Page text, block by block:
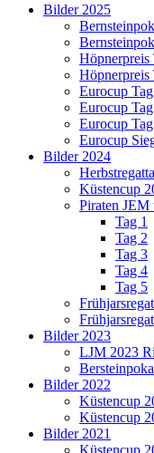
Bilder 2025
Höpnerpreis
Höpnerpreis
Eurocup Tag
Eurocup
Eurocup
Eurocup
Bilder 2024
Küstencup
Piraten
Tag 1
Tag 2
Tag 3
Tag 4
Tag 5
Bilder 2023
LJM 2023
Bilder 2022
Küstencup
Küstencup
Bilder 2021
Küstencup